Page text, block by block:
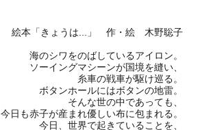
絵本「きょうは...」 作・絵 木野聡子
海のシワをのばしているアイロン。
ソーイングマシーンが国境を縫い、
糸車の戦車が駆け巡る。
ボタンホールにはボタンの地雷。
そんな世の中であっても、
今日も赤子が産まれ優しい布に包まれる。
今日、世界で起きていることを、